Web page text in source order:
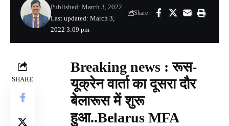
Last updated: March 3,
2022 3:09 pm
Published: March 3, 2022
Share
SHARE
Breaking news : रूस-
यूक्रेन वार्ता का दूसरा दौर
बेलारूस में शुरू
हुआ..Belarus MFA